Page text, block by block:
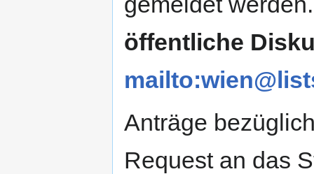
öffentliche
Anträge
Request an das